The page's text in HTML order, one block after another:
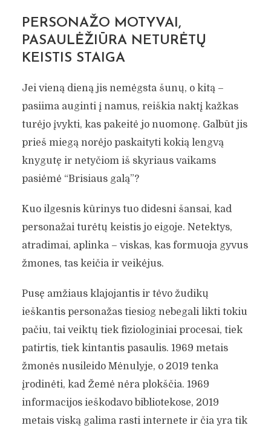
PERSONAŽO MOTYVAI,
PASAULĖŽIŪRA NETURĖTŲ
KEISTIS STAIGA
Jei vieną dieną jis nemėgsta šunų, o kitą –
pasiima auginti į namus, reiškia naktį kažkas
turėjo įvykti, kas pakeitė jo nuomonę. Galbūt jis
prieš miegą norėjo paskaityti kokią lengvą
knygutę ir netyčiom iš skyriaus vaikams
pasiėmė “Brisiaus galą”?
Kuo ilgesnis kūrinys tuo didesni šansai, kad
personažai turėtų keistis jo eigoje. Netektys,
atradimai, aplinka – viskas, kas formuoja gyvus
žmones, tas keičia ir veikėjus.
Pusę amžiaus klajojantis ir tėvo žudikų
ieškantis personažas tiesiog nebegali likti tokiu
pačiu, tai veiktų tiek fiziologiniai procesai, tiek
patirtis, tiek kintantis pasaulis. 1969 metais
žmonės nusileido Mėnulyje, o 2019 tenka
įrodinėti, kad Žemė nėra plokščia. 1969
informacijos ieškodavo bibliotekose, 2019
metais viską galima rasti internete ir čia yra tik